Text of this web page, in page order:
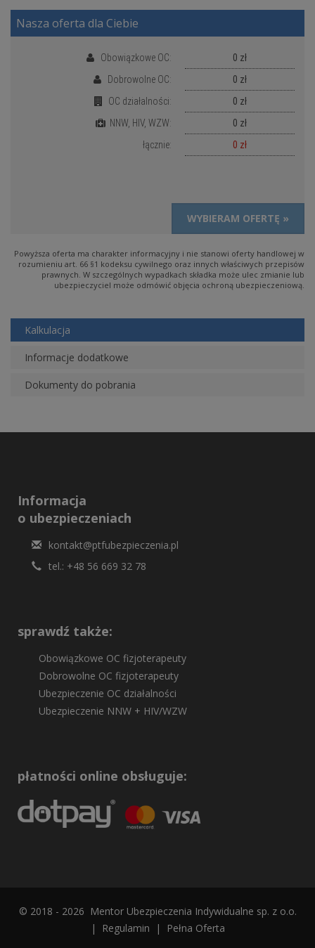
Nasza oferta dla Ciebie
Obowiązkowe OC:
0 zł
Dobrowolne OC:
0 zł
OC działalności:
0 zł
NNW, HIV, WZW:
0 zł
łącznie:
0 zł
WYBIERAM OFERTĘ »
Powyższa oferta ma charakter informacyjny i nie stanowi oferty handlowej w
rozumieniu art. 66 §1 kodeksu cywilnego oraz innych właściwych przepisów
prawnych. W szczególnych wypadkach składka może ulec zmianie lub
ubezpieczyciel może odmówić objęcia ochroną ubezpieczeniową.
Kalkulacja
Informacje dodatkowe
Dokumenty do pobrania
Informacja
o ubezpieczeniach
kontakt@ptfubezpieczenia.pl
tel.: +48 56 669 32 78
sprawdź także:
Obowiązkowe OC fizjoterapeuty
Dobrowolne OC fizjoterapeuty
Ubezpieczenie OC działalności
Ubezpieczenie NNW + HIV/WZW
płatności online obsługuje:
© 2018 - 2026 Mentor Ubezpieczenia Indywidualne sp. z o.o.
|
Regulamin | Pełna Oferta